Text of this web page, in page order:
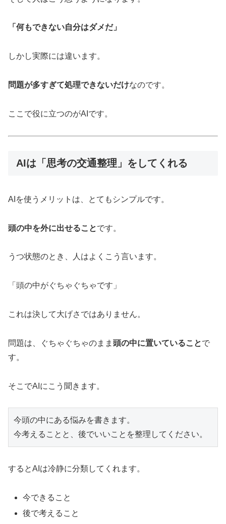
「何もできない自分はダメだ」
しかし実際には違います。
問題が多すぎて処理できないだけなのです。
ここで役に立つのがAIです。
AIは「思考の交通整理」をしてくれる
AIを使うメリットは、とてもシンプルです。
頭の中を外に出せることです。
うつ状態のとき、人はよくこう言います。
「頭の中がぐちゃぐちゃです」
これは決して大げさではありません。
問題は、ぐちゃぐちゃのまま 頭の中に置いていることで
す。
そこでAIにこう聞きます。
今頭の中にある悩みを書きます。
するとAIは冷静に分類してくれます。
今できること
後で考えること